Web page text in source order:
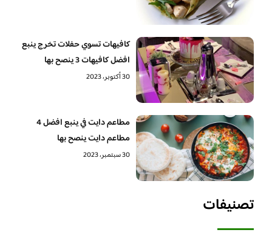
كافيهات تسوي حفلات تخرج ينبع
افضل كافيهات 3 ينصح بها
30 أكتوبر، 2023
مطاعم دايت في ينبع افضل 4
مطاعم دايت ينصح بها
30 سبتمبر، 2023
تصنيفات